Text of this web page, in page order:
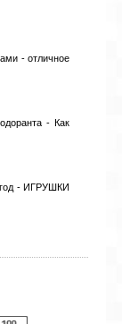
- отличное
- Как
- ИГРУШКИ